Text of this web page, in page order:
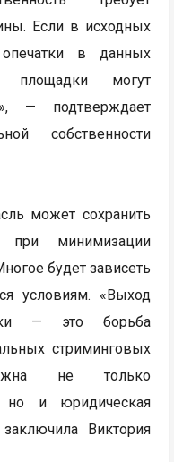
Если в исходных
опечатки в данных
площадки могут
— подтверждает
собственности
может сохранить
минимизации
будет зависеть
условиям. «Выход
— это борьба
стриминговых
не только
но и юридическая
Виктория